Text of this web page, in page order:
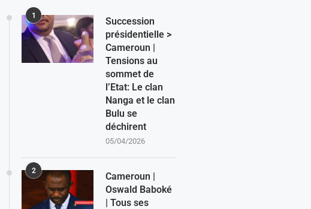
1
Succession
présidentielle >
Cameroun |
Tensions au
sommet de
l’Etat: Le clan
Nanga et le clan
Bulu se
déchirent
05/04/2026
2
Cameroun |
Oswald Baboké
| Tous ses